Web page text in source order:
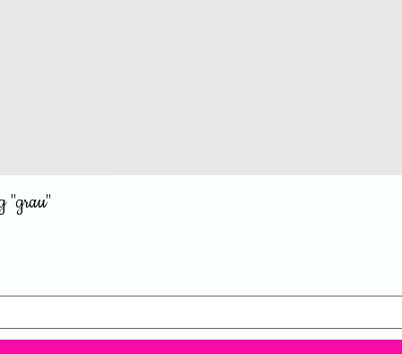
"grau"